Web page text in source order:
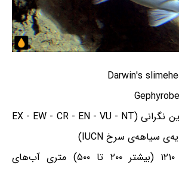
گونه‌ی با کم‌ترین نگرانی (EX - EW - CR - EN - VU - NT
ژرفای ۹ تا ۱۲۱۰ (بیشتر ۲۰۰ تا ۵۰۰) متری آب‌های